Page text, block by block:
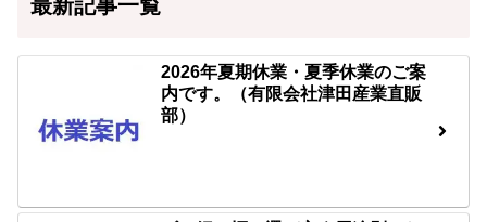
最新記事一覧
2026年夏期休業・夏季休業のご案
内です。（有限会社津田産業直販
部）